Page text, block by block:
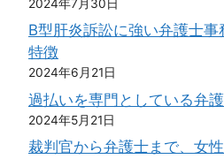
2024年7月30日
B型肝炎訴訟に強い弁護士事
特徴
2024年6月21日
過払いを専門としている弁
2024年5月21日
裁判官から弁護士まで、女